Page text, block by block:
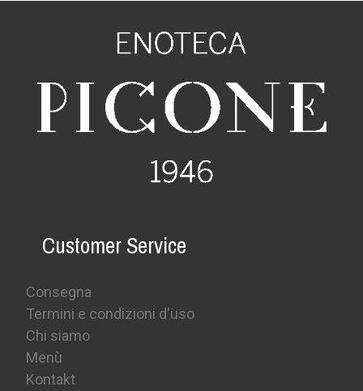
Customer Service
Consegna
Termini e condizioni d'uso
Chi siamo
Menù
Kontakt